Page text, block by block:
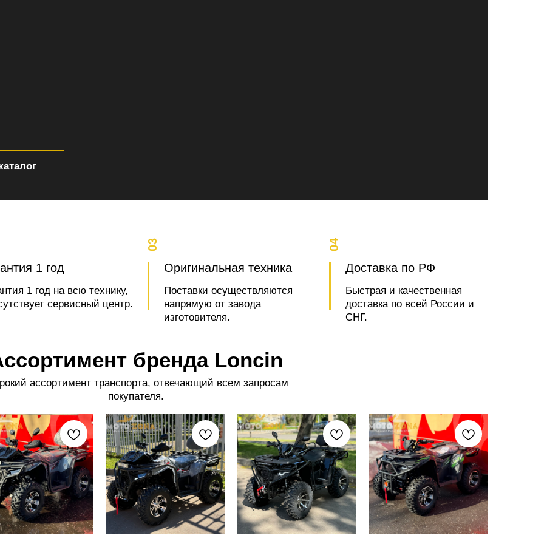
1 год
1 год на всю технику,
сервисный центр.
Оригинальная техника
Поставки осуществляются
напрямую от завода
изготовителя.
Доставка по РФ
Быстрая и качественная
доставка по всей России и
СНГ.
03 04
бренда Loncin
ассортимент транспорта, отвечающий всем запросам
покупателя.